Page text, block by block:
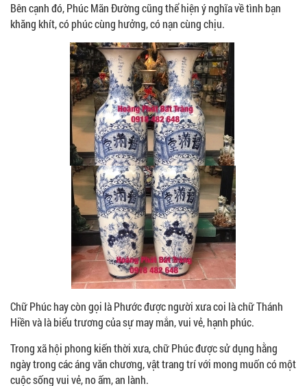
Bên cạnh đó, Phúc Mãn Đường cũng thể hiện ý nghĩa về tình bạn
khăng khít, có phúc cùng hưởng, có nạn cùng chịu.
Chữ Phúc hay còn gọi là Phước được người xưa coi là chữ Thánh
Hiền và là biểu trương của sự may mắn, vui vẻ, hạnh phúc.
Trong xã hội phong kiến thời xưa, chữ Phúc được sử dụng hằng
ngày trong các áng văn chương, vật trang trí với mong muốn có một
cuộc sống vui vẻ, no ấm, an lành.